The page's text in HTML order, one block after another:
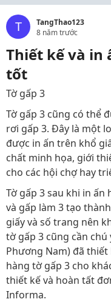
T
TangThao123
8 năm trước
Thiết kế và in
tốt
Tờ gấp 3
Tờ gấp 3 cũng có thể
rơi gấp 3. Đây là một
được in ấn trên khổ
chất minh họa, giới
cho các hội chợ hay
Tờ gấp 3 sau khi in
và gấp làm 3 tạo
giấy và số trang nên
tờ gấp 3 cũng cần chú
Phương Nam) đã
hàng tờ gấp 3 cho
thiết kế và hoàn tất
Informa.